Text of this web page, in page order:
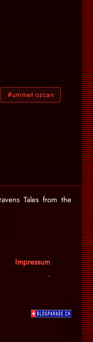
#ummet ozcan
Tales from the
Impressum
.